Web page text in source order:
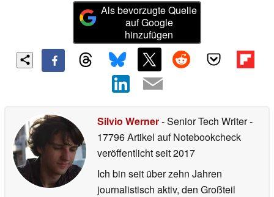
Als bevorzugte Quelle
auf Google
hinzufügen
Silvio Werner- Senior Tech Writer-
17796 Artikel auf Notebookcheck
veröffentlichtseit 2017
Ich bin seit über zehn Jahren
journalistisch aktiv, den Großteil